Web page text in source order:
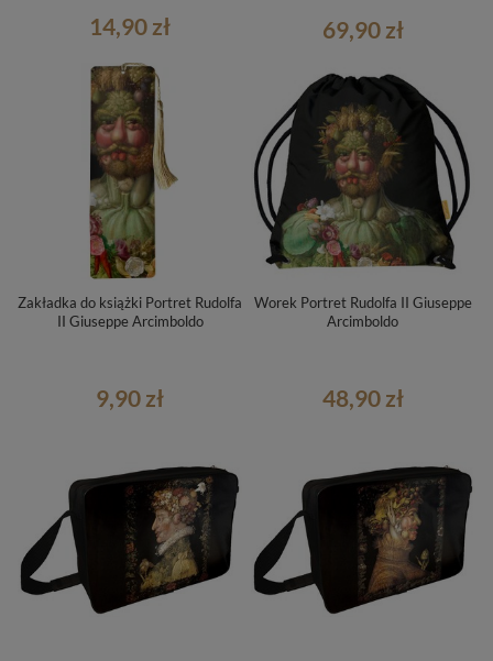
14,90 zł 69,90 zł
Zakładka do książki Portret Rudolfa
II Giuseppe Arcimboldo
9,90 zł
Worek Portret Rudolfa II Giuseppe
Arcimboldo
48,90 zł